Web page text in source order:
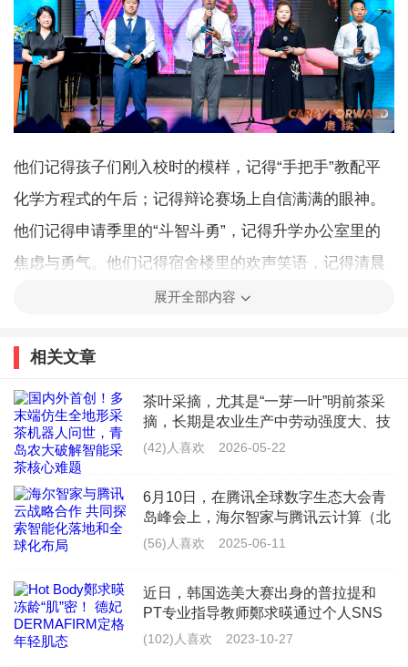
他们记得孩子们刚入校时的模样，记得“手把手”教配平
化学方程式的午后；记得辩论赛场上自信满满的眼神。
他们记得申请季里的“斗智斗勇”，记得升学办公室里的
焦虑与勇气。他们记得宿舍楼里的欢声笑语，记得清晨
叫醒赖床孩子的日常。
“教育从来不是单向的付出。”老师说，“走廊里一声声亲
切的呼唤，就是我四年来最珍贵的收获。”最后，五位老
展开全部内容
相关文章
茶叶采摘，尤其是“一芽一叶”明前茶采
摘，长期是农业生产中劳动强度大、技
术要求高、人工依赖度高的环节。面对
(42)人喜欢 2026-05-22
6月10日，在腾讯全球数字生态大会青
岛峰会上，海尔智家与腾讯云计算（北
京）有限责任公司（以下简称“腾讯
(56)人喜欢 2025-06-11
近日，韩国选美大赛出身的普拉提和
PT专业指导教师鄭求暎通过个人SNS
分享了自己正在使用的护肤品及Home
(102)人喜欢 2023-10-27